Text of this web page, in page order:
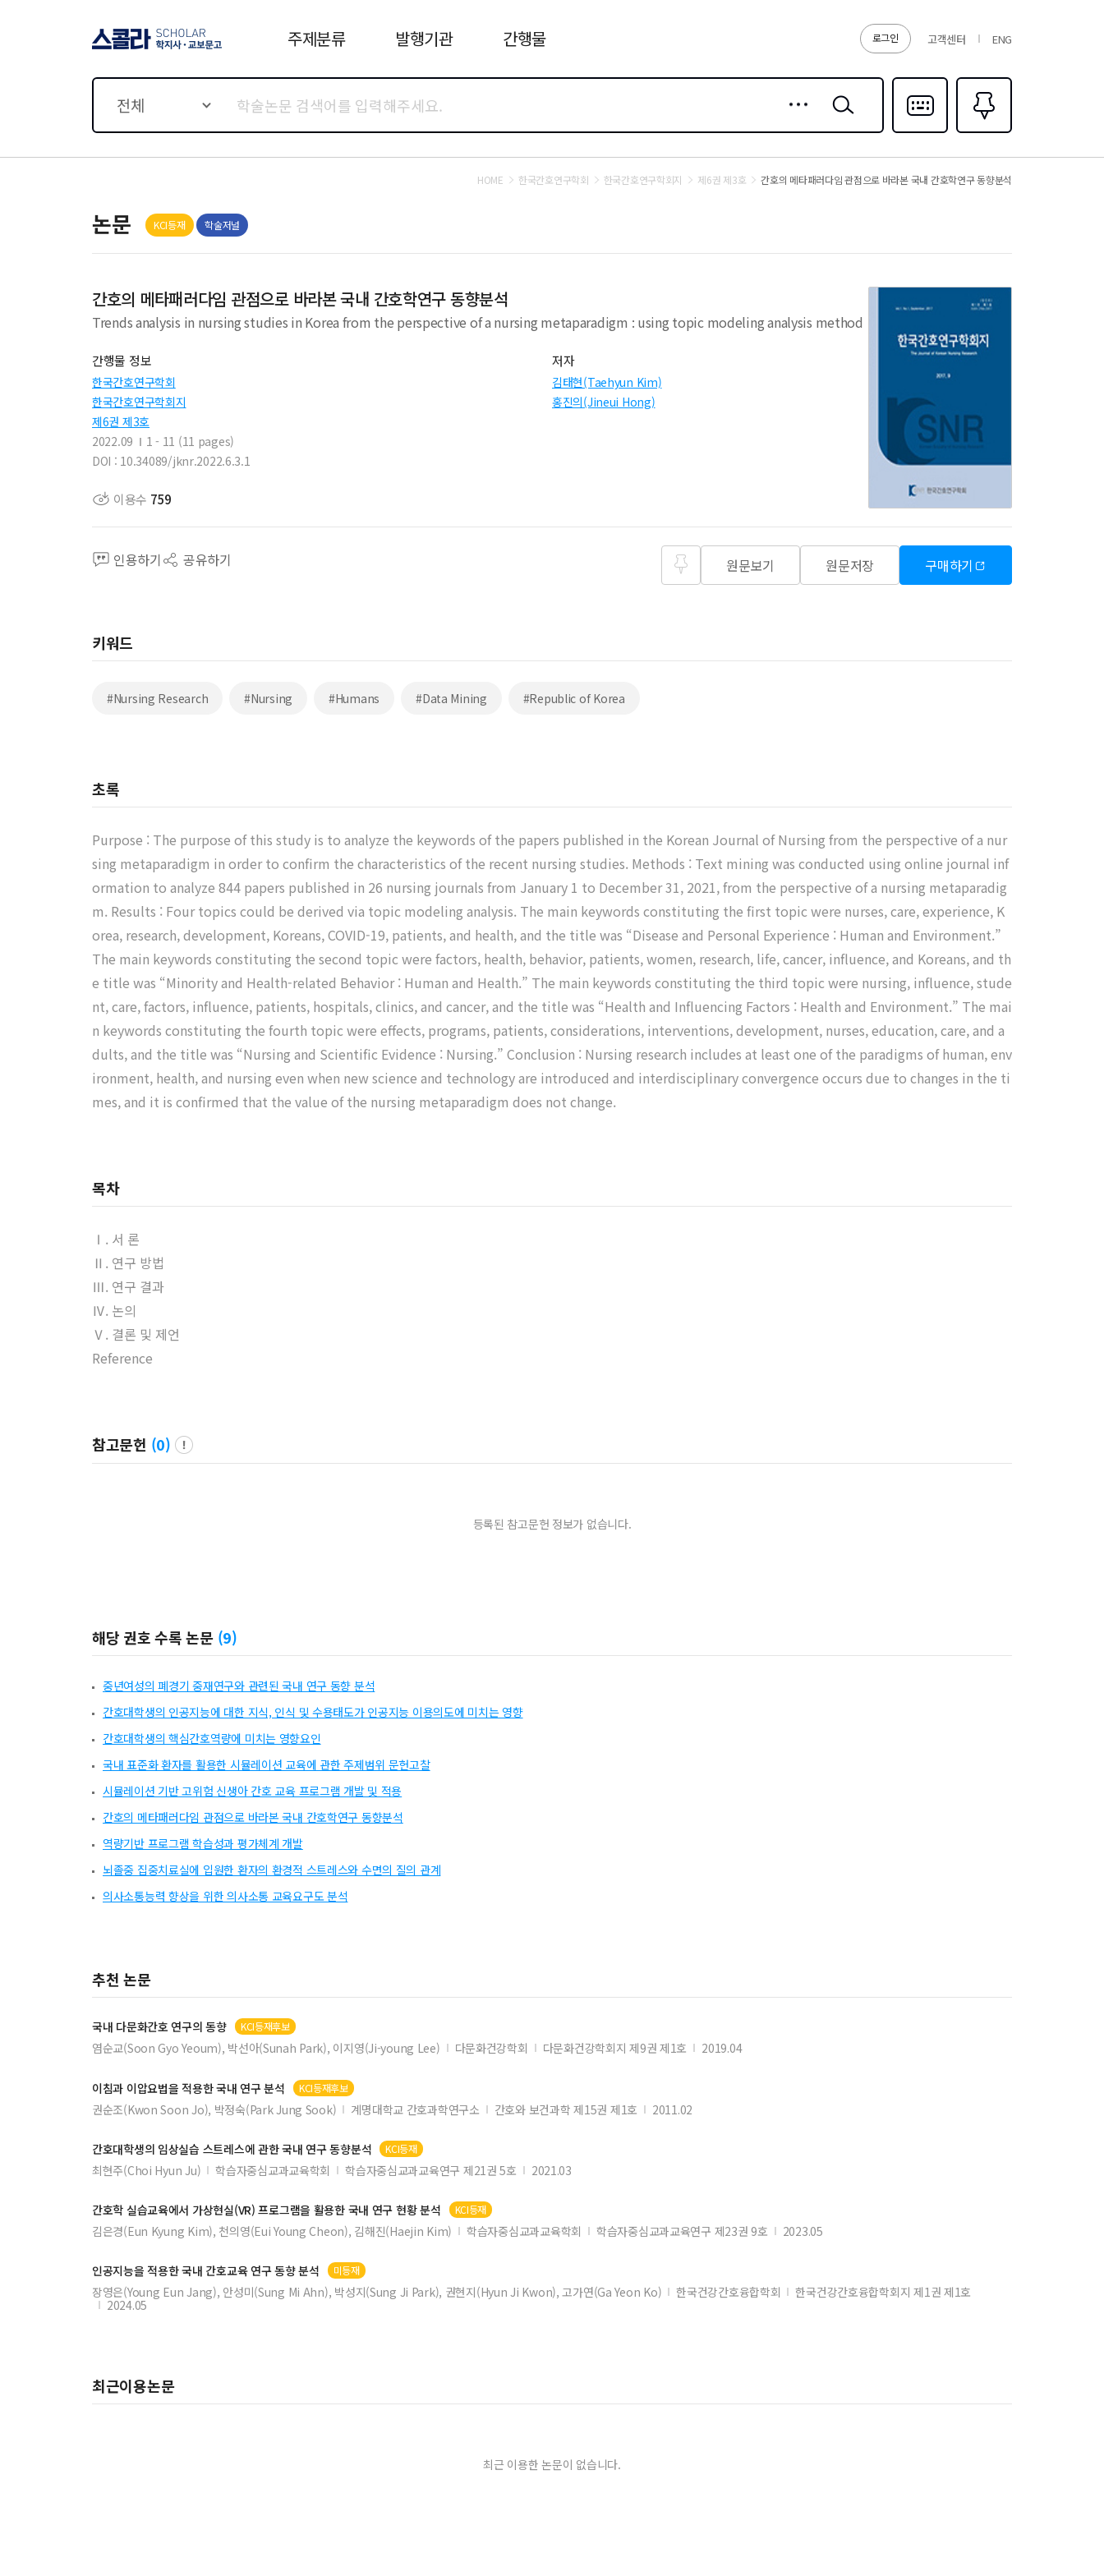
로그인 고객센터 ENG
주제분류 발행기관 간행물
전체
검색
다국어입력
즐겨찾기0
HOME 한국간호연구학회 한국간호연구학회지 제6권 제3호 간호의 메타패러다임 관점으로 바라본 국내 간호학연구 동향분석
논문 KCI등재 학술저널
간호의 메타패러다임 관점으로 바라본 국내 간호학연구 동향분석
Trends analysis in nursing studies in Korea from the perspective of a nursing metaparadigm : using topic modeling analysis method
간행물 정보
한국간호연구학회
한국간호연구학회지
제6권 제3호
2022.09
1 - 11 (11 pages)
DOI : 10.34089/jknr.2022.6.3.1
저자
김태현(Taehyun Kim)
홍진의(Jineui Hong)
이용수 759
인용하기 공유하기 원문보기 원문저장 구매하기
키워드
#Nursing Research #Nursing #Humans #Data Mining #Republic of Korea
초록
Purpose : The purpose of this study is to analyze the keywords of the papers published in the Korean Journal of Nursing from the perspective of a nur
sing metaparadigm in order to confirm the characteristics of the recent nursing studies. Methods : Text mining was conducted using online journal inf
ormation to analyze 844 papers published in 26 nursing journals from January 1 to December 31, 2021, from the perspective of a nursing metaparadig
m. Results : Four topics could be derived via topic modeling analysis. The main keywords constituting the first topic were nurses, care, experience, K
orea, research, development, Koreans, COVID-19, patients, and health, and the title was “Disease and Personal Experience : Human and Environment.”
The main keywords constituting the second topic were factors, health, behavior, patients, women, research, life, cancer, influence, and Koreans, and th
e title was “Minority and Health-related Behavior : Human and Health.” The main keywords constituting the third topic were nursing, influence, stude
nt, care, factors, influence, patients, hospitals, clinics, and cancer, and the title was “Health and Influencing Factors : Health and Environment.” The mai
n keywords constituting the fourth topic were effects, programs, patients, considerations, interventions, development, nurses, education, care, and a
dults, and the title was “Nursing and Scientific Evidence : Nursing.” Conclusion : Nursing research includes at least one of the paradigms of human, env
ironment, health, and nursing even when new science and technology are introduced and interdisciplinary convergence occurs due to changes in the ti
mes, and it is confirmed that the value of the nursing metaparadigm does not change.
목차
Ⅰ. 서 론
Ⅱ. 연구 방법
Ⅲ. 연구 결과
Ⅳ. 논의
Ⅴ. 결론 및 제언
Reference
참고문헌 (0)
등록된 참고문헌 정보가 없습니다.
해당 권호 수록 논문 (9)
중년여성의 폐경기 중재연구와 관련된 국내 연구 동향 분석
간호대학생의 인공지능에 대한 지식, 인식 및 수용태도가 인공지능 이용의도에 미치는 영향
간호대학생의 핵심간호역량에 미치는 영향요인
국내 표준화 환자를 활용한 시뮬레이션 교육에 관한 주제범위 문헌고찰
시뮬레이션 기반 고위험 신생아 간호 교육 프로그램 개발 및 적용
간호의 메타패러다임 관점으로 바라본 국내 간호학연구 동향분석
역량기반 프로그램 학습성과 평가체계 개발
뇌졸중 집중치료실에 입원한 환자의 환경적 스트레스와 수면의 질의 관계
의사소통능력 향상을 위한 의사소통 교육요구도 분석
추천 논문
국내 다문화간호 연구의 동향 KCI등재후보
염순교(Soon Gyo Yeoum), 박선아(Sunah Park), 이지영(Ji-young Lee) 다문화건강학회 다문화건강학회지 제9권 제1호 2019.04
이침과 이압요법을 적용한 국내 연구 분석 KCI등재후보
권순조(Kwon Soon Jo), 박정숙(Park Jung Sook) 계명대학교 간호과학연구소 간호와 보건과학 제15권 제1호 2011.02
간호대학생의 임상실습 스트레스에 관한 국내 연구 동향분석 KCI등재
최현주(Choi Hyun Ju) 학습자중심교과교육학회 학습자중심교과교육연구 제21권 5호 2021.03
간호학 실습교육에서 가상현실(VR) 프로그램을 활용한 국내 연구 현황 분석 KCI등재
김은경(Eun Kyung Kim), 천의영(Eui Young Cheon), 김해진(Haejin Kim) 학습자중심교과교육학회 학습자중심교과교육연구 제23권 9호 2023.05
인공지능을 적용한 국내 간호교육 연구 동향 분석 미등재
장영은(Young Eun Jang), 안성미(Sung Mi Ahn), 박성지(Sung Ji Park), 권현지(Hyun Ji Kwon), 고가연(Ga Yeon Ko) 한국건강간호융합학회
한국건강간호융합학회지 제1권 제1호
2024.05
최근이용논문
최근 이용한 논문이 없습니다.